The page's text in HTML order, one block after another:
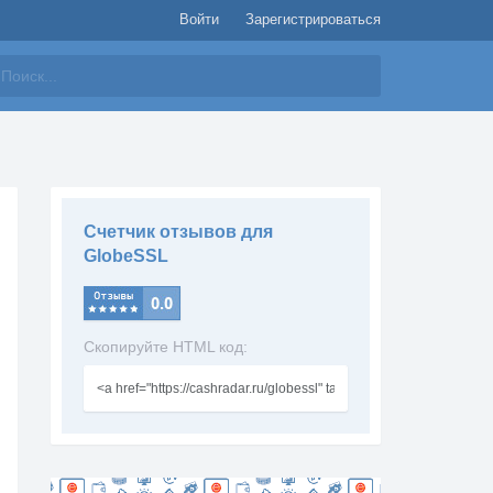
Войти Зарегистрироваться
Счетчик отзывов для
GlobeSSL
Скопируйте HTML код: